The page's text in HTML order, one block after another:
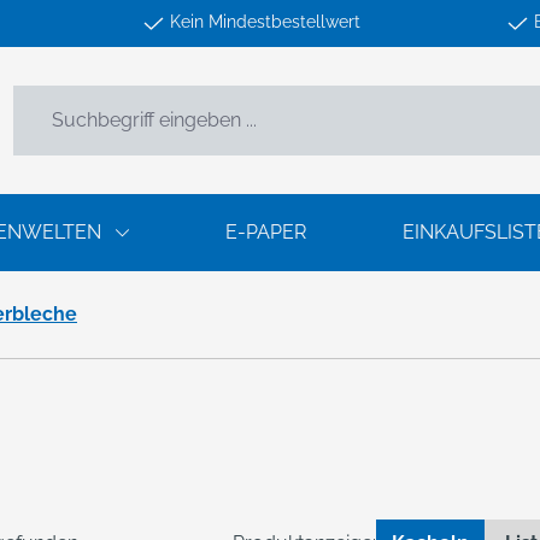
Kein Mindestbestellwert
E-PAPER